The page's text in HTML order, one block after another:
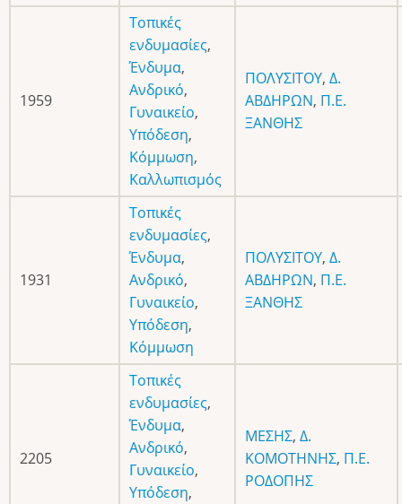
1959
Τοπικές
ενδυμασίες,
Ένδυμα,
Ανδρικό,
Γυναικείο,
Υπόδεση,
Κόμμωση,
Καλλωπισμός
ΠΟΛΥΣΙΤΟΥ, Δ.
ΑΒΔΗΡΩΝ, Π.Ε.
ΞΑΝΘΗΣ
1931
Τοπικές
ενδυμασίες,
Ένδυμα,
Ανδρικό,
Γυναικείο,
Υπόδεση,
Κόμμωση
ΠΟΛΥΣΙΤΟΥ, Δ.
ΑΒΔΗΡΩΝ, Π.Ε.
ΞΑΝΘΗΣ
2205
Τοπικές
ενδυμασίες,
Ένδυμα,
Ανδρικό,
Γυναικείο,
Υπόδεση,
ΜΕΣΗΣ, Δ.
ΚΟΜΟΤΗΝΗΣ, Π.Ε.
ΡΟΔΟΠΗΣ